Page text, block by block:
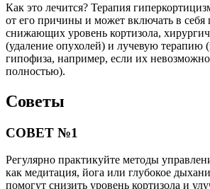
Как это лечится? Терапия
от его причины и может включать в себя
снижающих уровень кортизола,
(удаление опухолей) и лучевую терапию
гипофиза, например, если их
полностью).
Советы
СОВЕТ №1
Регулярно практикуйте методы
как медитация, йога или глубокое
помогут снизить уровень кортизола и